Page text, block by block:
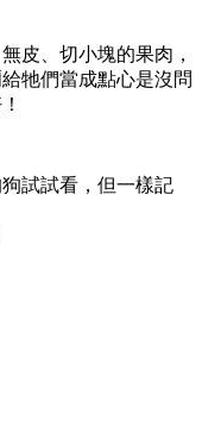
皮、切小塊的果肉 ，
牠們當成點心是沒問
試試看，但一樣記